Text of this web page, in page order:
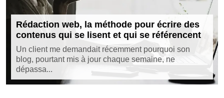
Rédaction web, la méthode pour écrire des
contenus qui se lisent et qui se référencent
Un client me demandait récemment pourquoi son
blog, pourtant mis à jour chaque semaine, ne
dépassa...